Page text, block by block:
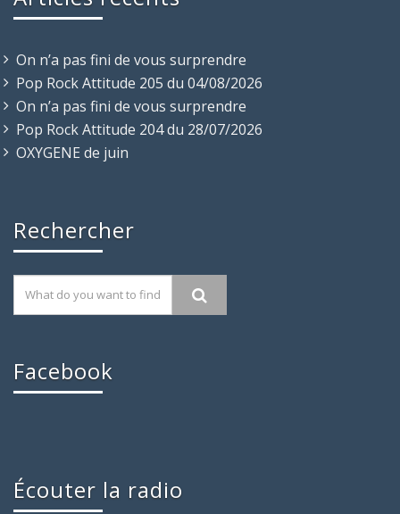
On n’a pas fini de vous surprendre
Pop Rock Attitude 205 du 04/08/2026
On n’a pas fini de vous surprendre
Pop Rock Attitude 204 du 28/07/2026
OXYGENE de juin
Rechercher
Facebook
Écouter la radio